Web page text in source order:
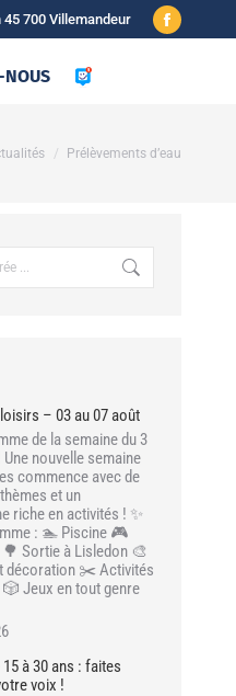
45 700 Villemandeur
Facebook
new
NOUS
: Prélèvements d’eau
– 03 au 07 août
de la semaine du 3
Une nouvelle semaine
commence avec de
et un
riche en activités ! ✨
: 🏊 Piscine 🎮
Sortie à Lisledon 🎨
décoration ✂️ Activités
🎲 Jeux en tout genre
à 30 ans : faites
voix !